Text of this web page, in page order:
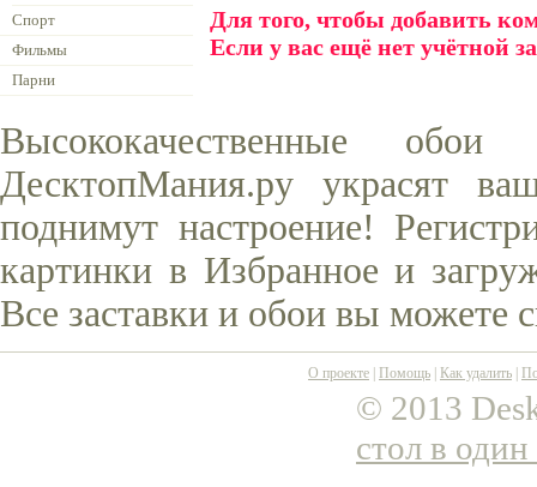
Спорт
Фильмы
Парни
Для того, чтобы добавить
Если у вас ещё нет учётной
Высококачественные
ДесктопМания.ру украсят
поднимут настроение!
картинки в Избранное и
Все заставки и обои вы можете
О проекте Помощь Как удалить
© 2013
стол в